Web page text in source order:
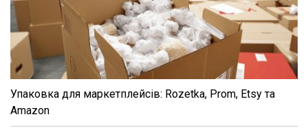
Упаковка для маркетплейсів: Rozetka, Prom, Etsy та
Amazon